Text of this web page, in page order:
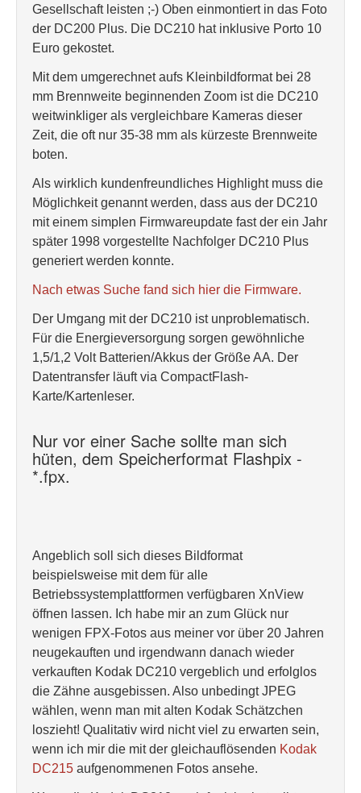
Gesellschaft leisten ;-) Oben einmontiert in das Foto
der DC200 Plus. Die DC210 hat inklusive Porto 10
Euro gekostet.
Mit dem umgerechnet aufs Kleinbildformat bei 28
mm Brennweite beginnenden Zoom ist die DC210
weitwinkliger als vergleichbare Kameras dieser
Zeit, die oft nur 35-38 mm als kürzeste Brennweite
boten.
Als wirklich kundenfreundliches Highlight muss die
Möglichkeit genannt werden, dass aus der DC210
mit einem simplen Firmwareupdate fast der ein Jahr
später 1998 vorgestellte Nachfolger DC210 Plus
generiert werden konnte.
Nach etwas Suche fand sich hier die Firmware.
Der Umgang mit der DC210 ist unproblematisch.
Für die Energieversorgung sorgen gewöhnliche
1,5/1,2 Volt Batterien/Akkus der Größe AA. Der
Datentransfer läuft via CompactFlash-
Karte/Kartenleser.
Nur vor einer Sache sollte man sich
hüten, dem Speicherformat Flashpix -
*.fpx.
Angeblich soll sich dieses Bildformat
beispielsweise mit dem für alle
Betriebssystemplattformen verfügbaren XnView
öffnen lassen. Ich habe mir an zum Glück nur
wenigen FPX-Fotos aus meiner vor über 20 Jahren
neugekauften und irgendwann danach wieder
verkauften Kodak DC210 vergeblich und erfolglos
die Zähne ausgebissen. Also unbedingt JPEG
wählen, wenn man mit alten Kodak Schätzchen
loszieht! Qualitativ wird nicht viel zu erwarten sein,
wenn ich mir die mit der gleichauflösenden Kodak
DC215 aufgenommenen Fotos ansehe.